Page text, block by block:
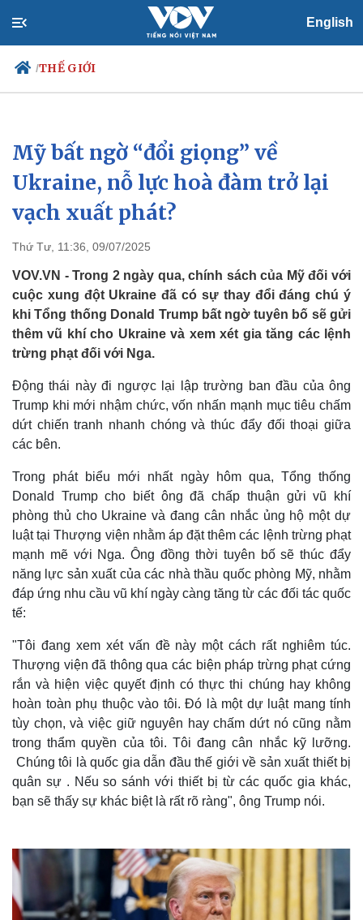
English
/THẾ GIỚI
Chính trị
Đảng
Tổ chức nhân sự
Quốc hội
Nhận diện sự thật
Xã hội
Tin 24h
Dự báo thời tiết
Mỹ bất ngờ “đổi giọng” về
Ukraine, nỗ lực hoà đàm trở lại
vạch xuất phát?
Thứ Tư, 11:36, 09/07/2025
VOV.VN - Trong 2 ngày qua, chính sách của Mỹ đối với
cuộc xung đột Ukraine đã có sự thay đổi đáng chú ý
khi Tổng thống Donald Trump bất ngờ tuyên bố sẽ gửi
thêm vũ khí cho Ukraine và xem xét gia tăng các lệnh
trừng phạt đối với Nga.
Động thái này đi ngược lại lập trường ban đầu của ông
Trump khi mới nhậm chức, vốn nhấn mạnh mục tiêu chấm
dứt chiến tranh nhanh chóng và thúc đẩy đối thoại giữa
các bên.
Trong phát biểu mới nhất ngày hôm qua, Tổng thống
Donald Trump cho biết ông đã chấp thuận gửi vũ khí
phòng thủ cho Ukraine và đang cân nhắc ủng hộ một dự
luật tại Thượng viện nhằm áp đặt thêm các lệnh trừng phạt
mạnh mẽ với Nga. Ông đồng thời tuyên bố sẽ thúc đẩy
năng lực sản xuất của các nhà thầu quốc phòng Mỹ, nhằm
đáp ứng nhu cầu vũ khí ngày càng tăng từ các đối tác quốc
tế:
"Tôi đang xem xét vấn đề này một cách rất nghiêm túc.
Thượng viện đã thông qua các biện pháp trừng phạt cứng
rắn và hiện việc quyết định có thực thi chúng hay không
hoàn toàn phụ thuộc vào tôi. Đó là một dự luật mang tính
tùy chọn, và việc giữ nguyên hay chấm dứt nó cũng nằm
trong thẩm quyền của tôi. Tôi đang cân nhắc kỹ lưỡng.
Chúng tôi là quốc gia dẫn đầu thế giới về sản xuất thiết bị
quân sự . Nếu so sánh với thiết bị từ các quốc gia khác,
bạn sẽ thấy sự khác biệt là rất rõ ràng", ông Trump nói.